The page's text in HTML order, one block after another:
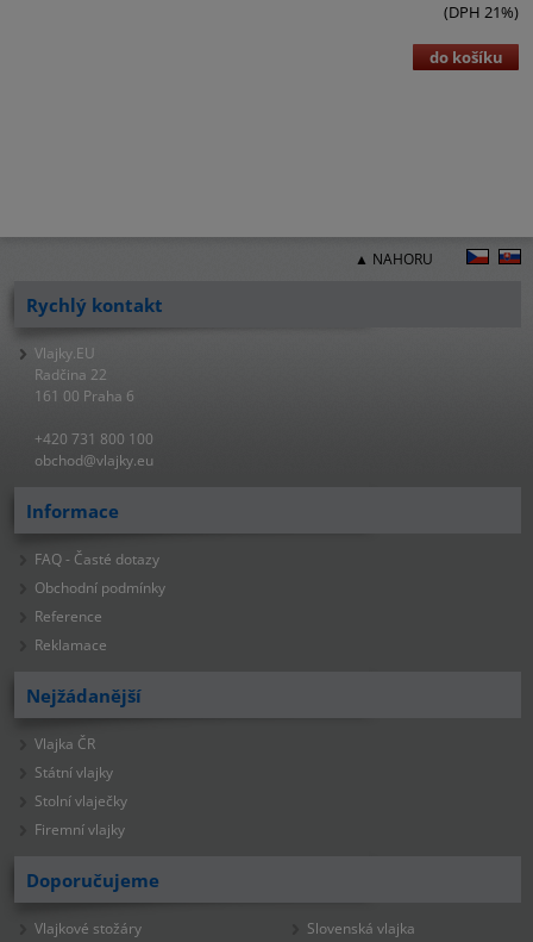
(DPH 21%)
do košíku
▲ NAHORU
Rychlý kontakt
Vlajky.EU
Radčina 22
161 00 Praha 6
+420 731 800 100
obchod@vlajky.eu
Informace
FAQ - Časté dotazy
Obchodní podmínky
Reference
Reklamace
Nejžádanější
Vlajka ČR
Státní vlajky
Stolní vlaječky
Firemní vlajky
Doporučujeme
Vlajkové stožáry Slovenská vlajka